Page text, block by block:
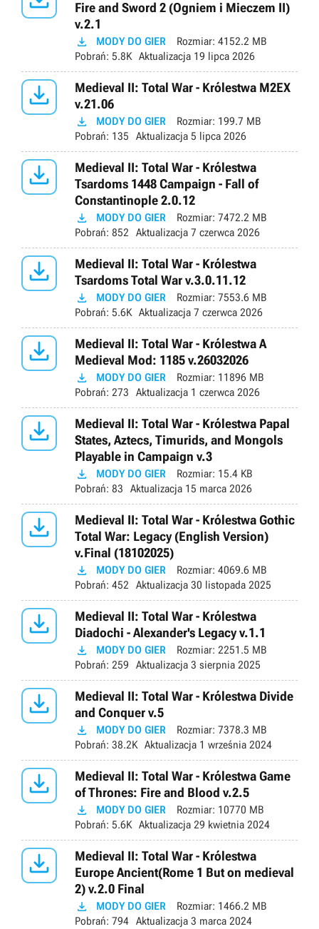
Fire and Sword 2 (Ogniem i Mieczem II)
v.2.1
 MODY DO GIER Rozmiar: 4152.2 MB
Pobrań: 5.8K Aktualizacja 19 lipca 2026

Medieval II: Total War - Królestwa M2EX
v.21.06
 MODY DO GIER Rozmiar: 199.7 MB
Pobrań: 135 Aktualizacja 5 lipca 2026

Medieval II: Total War - Królestwa
Tsardoms 1448 Campaign - Fall of
Constantinople 2.0.12
 MODY DO GIER Rozmiar: 7472.2 MB
Pobrań: 852 Aktualizacja 7 czerwca 2026

Medieval II: Total War - Królestwa
Tsardoms Total War v.3.0.11.12
 MODY DO GIER Rozmiar: 7553.6 MB
Pobrań: 5.6K Aktualizacja 7 czerwca 2026

Medieval II: Total War - Królestwa A
Medieval Mod: 1185 v.26032026
 MODY DO GIER Rozmiar: 11896 MB
Pobrań: 273 Aktualizacja 1 czerwca 2026

Medieval II: Total War - Królestwa Papal
States, Aztecs, Timurids, and Mongols
Playable in Campaign v.3
 MODY DO GIER Rozmiar: 15.4 KB
Pobrań: 83 Aktualizacja 15 marca 2026

Medieval II: Total War - Królestwa Gothic
Total War: Legacy (English Version)
v.Final (18102025)
 MODY DO GIER Rozmiar: 4069.6 MB
Pobrań: 452 Aktualizacja 30 listopada 2025

Medieval II: Total War - Królestwa
Diadochi - Alexander's Legacy v.1.1
 MODY DO GIER Rozmiar: 2251.5 MB
Pobrań: 259 Aktualizacja 3 sierpnia 2025

Medieval II: Total War - Królestwa Divide
and Conquer v.5
 MODY DO GIER Rozmiar: 7378.3 MB
Pobrań: 38.2K Aktualizacja 1 września 2024

Medieval II: Total War - Królestwa Game
of Thrones: Fire and Blood v.2.5
 MODY DO GIER Rozmiar: 10770 MB
Pobrań: 5.6K Aktualizacja 29 kwietnia 2024

Medieval II: Total War - Królestwa
Europe Ancient(Rome 1 But on medieval
2) v.2.0 Final
 MODY DO GIER Rozmiar: 1466.2 MB
Pobrań: 794 Aktualizacja 3 marca 2024